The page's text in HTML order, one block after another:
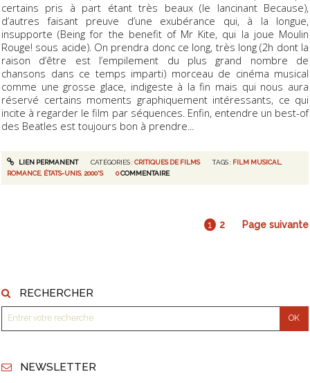
certains pris à part étant très beaux (le lancinant Because),
d’autres faisant preuve d’une exubérance qui, à la longue,
insupporte (Being for the benefit of Mr Kite, qui la joue Moulin
Rouge! sous acide). On prendra donc ce long, très long (2h dont la
raison d’être est l’empilement du plus grand nombre de
chansons dans ce temps imparti) morceau de cinéma musical
comme une grosse glace, indigeste à la fin mais qui nous aura
réservé certains moments graphiquement intéressants, ce qui
incite à regarder le film par séquences. Enfin, entendre un best-of
des Beatles est toujours bon à prendre...
LIEN PERMANENT CATÉGORIES :CRITIQUES DE FILMS TAGS : FILM MUSICAL
ROMANCE ÉTATS-UNIS, 2000'S 0COMMENTAIRE
1 2 Page suivante
RECHERCHER
NEWSLETTER